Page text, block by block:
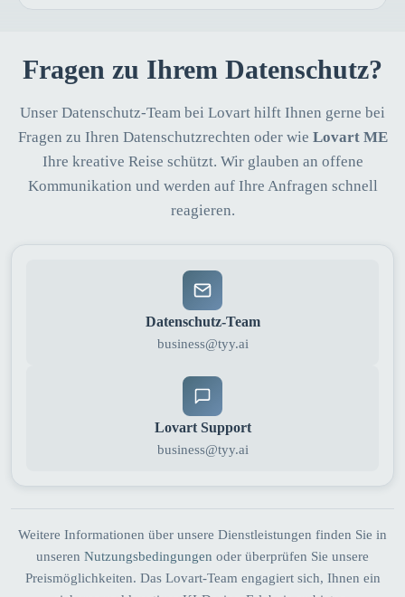
Fragen zu Ihrem Datenschutz?
Unser Datenschutz-Team bei Lovart hilft Ihnen gerne bei
Fragen zu Ihren Datenschutzrechten oder wie Lovart ME
Ihre kreative Reise schützt. Wir glauben an offene
Kommunikation und werden auf Ihre Anfragen schnell
reagieren.
Datenschutz-Team
business@tyy.ai
Lovart Support
business@tyy.ai
Weitere Informationen über unsere Dienstleistungen finden Sie in
unseren Nutzungsbedingungen oder überprüfen Sie unsere
Preismöglichkeiten. Das Lovart-Team engagiert sich, Ihnen ein